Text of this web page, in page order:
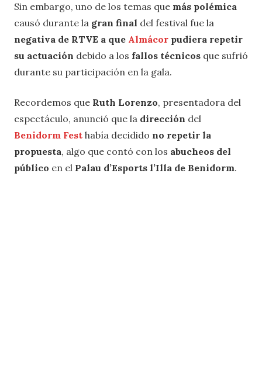
Sin embargo, uno de los temas que más polémica
causó durante la gran final del festival fue la
negativa de RTVE a que Almácor pudiera repetir
su actuación debido a los fallos técnicos que sufrió
durante su participación en la gala.
Recordemos que Ruth Lorenzo, presentadora del
espectáculo, anunció que la dirección del
Benidorm Fest había decidido no repetir la
propuesta, algo que contó con los abucheos del
público en el Palau d’Esports l’Illa de Benidorm.